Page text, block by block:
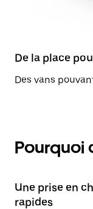
De la place
Des vans
Pourquoi
Une prise en
rapides